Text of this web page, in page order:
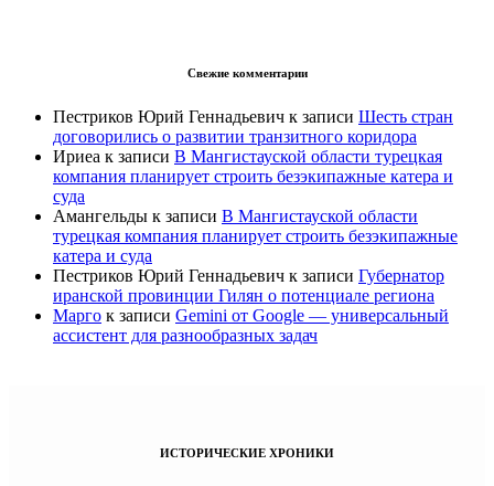
Свежие комментарии
Пестриков Юрий Геннадьевич к записи Шесть стран
договорились о развитии транзитного коридора
Ириеа к записи В Мангистауской области турецкая
компания планирует строить безэкипажные катера и
суда
Амангельды к записи В Мангистауской области
турецкая компания планирует строить безэкипажные
катера и суда
Пестриков Юрий Геннадьевич к записи Губернатор
иранской провинции Гилян о потенциале региона
Марго к записи Gemini от Google — универсальный
ассистент для разнообразных задач
ИСТОРИЧЕСКИЕ ХРОНИКИ